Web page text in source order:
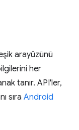
arayüzünü
her
tanır. API'ler,
sıra Android